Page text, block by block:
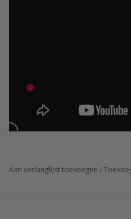
Aan verlanglijst toevoegen /